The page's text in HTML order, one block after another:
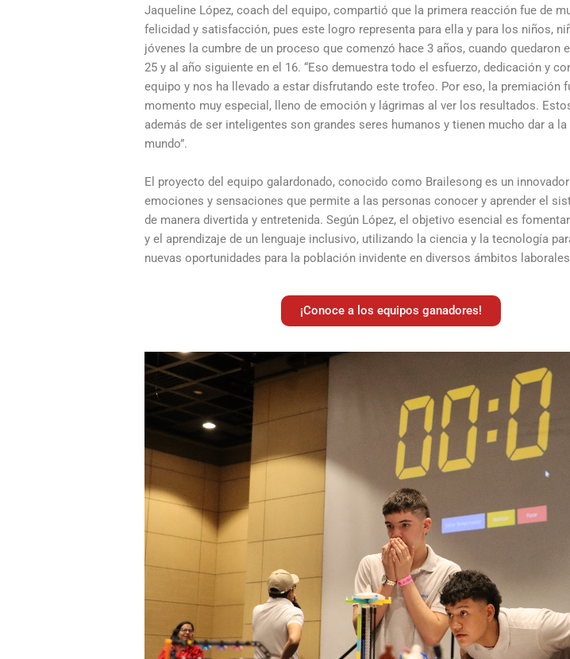
Jaqueline López, coach del equipo, compartió que la primera reacción fue de
felicidad y satisfacción, pues este logro representa para ella y para los niños,
jóvenes la cumbre de un proceso que comenzó hace 3 años, cuando quedaron
25 y al año siguiente en el 16. “Eso demuestra todo el esfuerzo, dedicación y
equipo y nos ha llevado a estar disfrutando este trofeo. Por eso, la premiación
momento muy especial, lleno de emoción y lágrimas al ver los resultados.
además de ser inteligentes son grandes seres humanos y tienen mucho dar a la
mundo”.
El proyecto del equipo galardonado, conocido como Brailesong es un
emociones y sensaciones que permite a las personas conocer y aprender el
de manera divertida y entretenida. Según López, el objetivo esencial es
y el aprendizaje de un lenguaje inclusivo, utilizando la ciencia y la tecnología
nuevas oportunidades para la población invidente en diversos ámbitos
¡Conoce a los equipos ganadores!